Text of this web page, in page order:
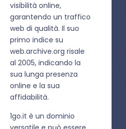
visibilità online,
garantendo un traffico
web di qualità. Il suo
primo indice su
web.archive.org risale
al 2005, indicando la
sua lunga presenza
online e la sua
affidabilità.
1go.it è un dominio